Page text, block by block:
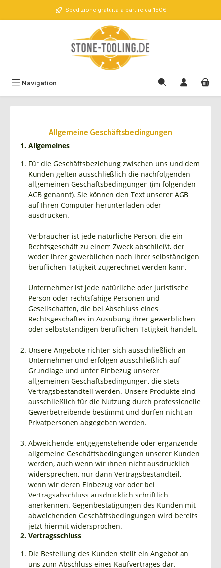
Spedizione gratuita a partire da 150€
Navigation
Allgemeine Geschäftsbedingungen
1. Allgemeines
Für die Geschäftsbeziehung zwischen uns und dem
Kunden gelten ausschließlich die nachfolgenden
allgemeinen Geschäftsbedingungen (im folgenden
AGB genannt). Sie können den Text unserer AGB
auf Ihren Computer herunterladen oder
ausdrucken.
Verbraucher ist jede natürliche Person, die ein
Rechtsgeschäft zu einem Zweck abschließt, der
weder ihrer gewerblichen noch ihrer selbständigen
beruflichen Tätigkeit zugerechnet werden kann.
Unternehmer ist jede natürliche oder juristische
Person oder rechtsfähige Personen und
Gesellschaften, die bei Abschluss eines
Rechtsgeschäftes in Ausübung ihrer gewerblichen
oder selbstständigen beruflichen Tätigkeit handelt.
Unsere Angebote richten sich ausschließlich an
Unternehmer und erfolgen ausschließlich auf
Grundlage und unter Einbezug unserer
allgemeinen Geschäftsbedingungen, die stets
Vertragsbestandteil werden. Unsere Produkte sind
ausschließlich für die Nutzung durch professionelle
Gewerbetreibende bestimmt und dürfen nicht an
Privatpersonen abgegeben werden.
Abweichende, entgegenstehende oder ergänzende
allgemeine Geschäftsbedingungen unserer Kunden
werden, auch wenn wir Ihnen nicht ausdrücklich
widersprechen, nur dann Vertragsbestandteil,
wenn wir deren Einbezug vor oder bei
Vertragsabschluss ausdrücklich schriftlich
anerkennen. Gegenbestätigungen des Kunden mit
abweichenden Geschäftsbedingungen wird bereits
jetzt hiermit widersprochen.
2. Vertragsschluss
Die Bestellung des Kunden stellt ein Angebot an
uns zum Abschluss eines Kaufvertrages dar.